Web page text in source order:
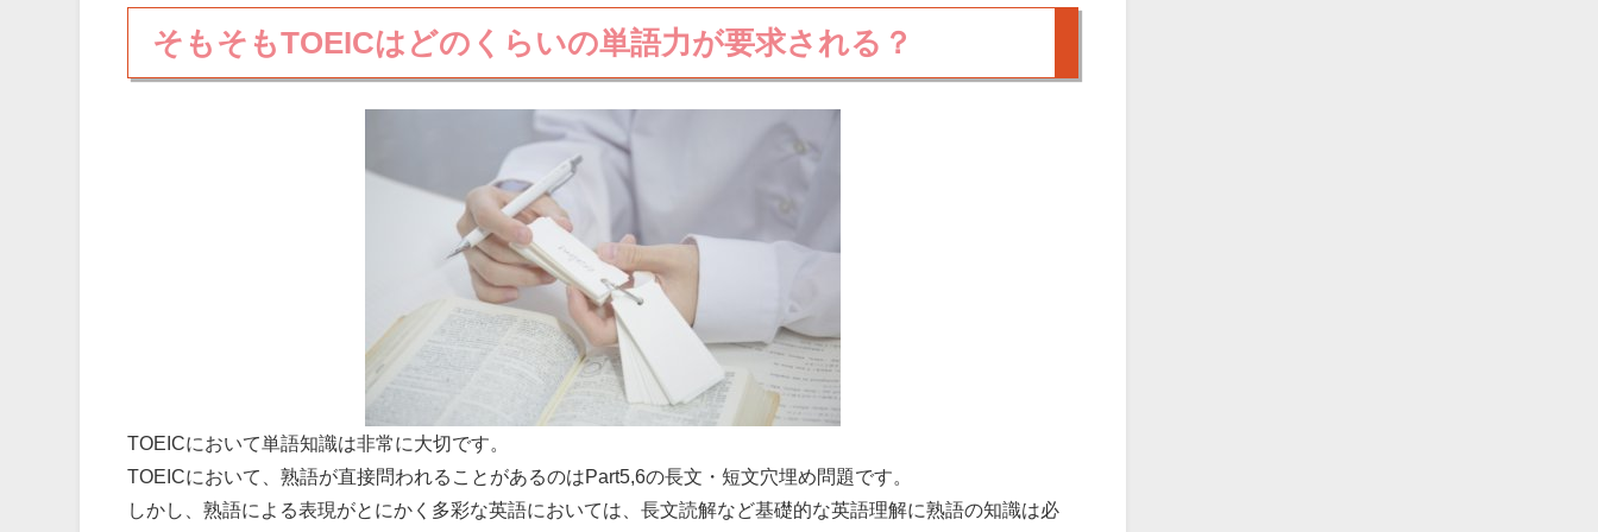
そもそもTOEICはどのくらいの単語力が要求される？
TOEICにおいて単語知識は非常に大切です。
TOEICにおいて、熟語が直接問われることがあるのはPart5,6の長文・短文穴埋め問題です。
しかし、熟語による表現がとにかく多彩な英語においては、長文読解など基礎的な英語理解に熟語の知識は必